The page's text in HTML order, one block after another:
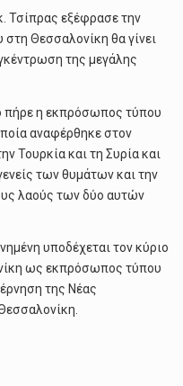
Τσίπρας εξέφρασε την
στη Θεσσαλονίκη θα γίνει
της μεγάλης
πήρε η εκπρόσωπος τύπου
αναφέρθηκε στον
Τουρκία και τη Συρία και
των θυμάτων και την
λαούς των δύο αυτών
υποδέχεται τον κύριο
ως εκπρόσωπος τύπου
της Νέας